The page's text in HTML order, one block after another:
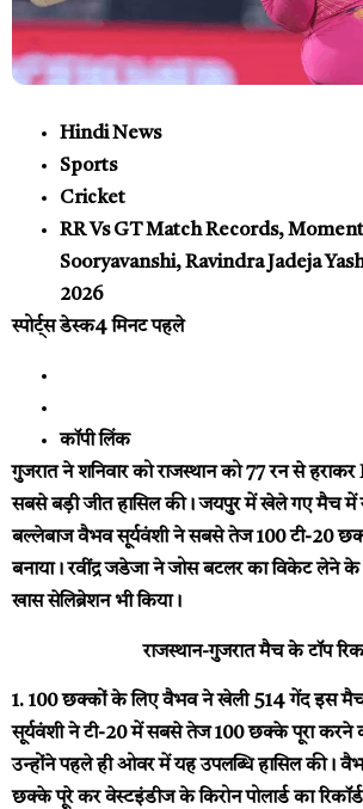
Hindi News
Sports
Cricket
RR Vs GT Match Records,
Sooryavanshi, Ravindra Jadeja
2026
स्पोर्ट्स डेस्क4 मिनट पहले
कॉपी लिंक
गुजरात ने शनिवार को राजस्थान को 77 रन से
सबसे बड़ी जीत हासिल की। जयपुर में खेले गए मैच में
बल्लेबाज वैभव सूर्यवंशी ने सबसे तेज 100 टी-20
बनाया। रवींद्र जडेजा ने जोस बटलर का विकेट लेने
खास सेलिब्रेशन भी किया।
राजस्थान-गुजरात मैच के टॉप
1. 100 छक्कों के लिए वैभव ने खेली 514 गेंदइस मैच
सूर्यवंशी ने टी-20 में सबसे तेज 100 छक्के पूरा करने
उन्होंने पहले ही ओवर में यह उपलब्धि हासिल की।
छक्के पूरे कर वेस्टइंडीज के किरोन पोलार्ड का